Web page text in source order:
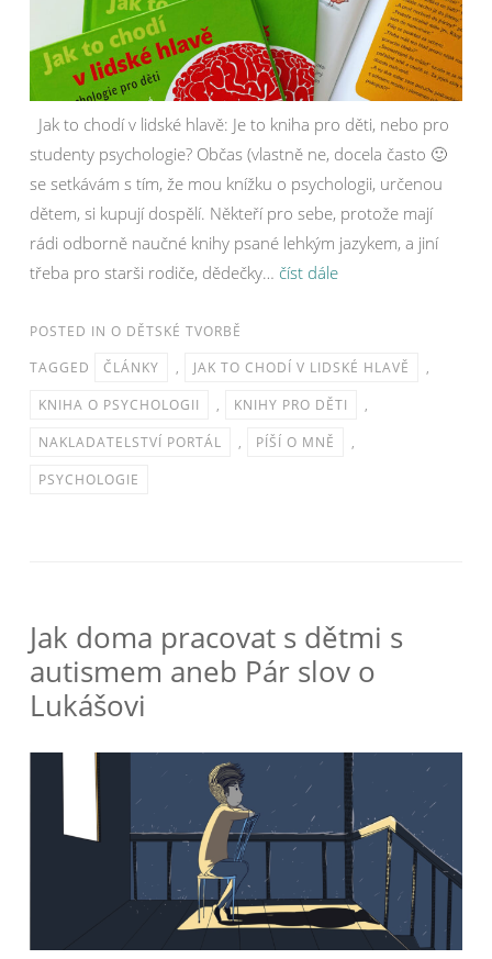
Jak to chodí v lidské hlavě: Je to kniha pro děti, nebo pro
studenty psychologie? Občas (vlastně ne, docela často 🙂
se setkávám s tím, že mou knížku o psychologii, určenou
dětem, si kupují dospělí. Někteří pro sebe, protože mají
rádi odborně naučné knihy psané lehkým jazykem, a jiní
třeba pro starši rodiče, dědečky… číst dále
POSTED IN O DĚTSKÉ TVORBĚ
TAGGED
ČLÁNKY , JAK TO CHODÍ V LIDSKÉ HLAVĚ
,
KNIHA O PSYCHOLOGII
, KNIHY PRO DĚTI
,
NAKLADATELSTVÍ PORTÁL
, PÍŠÍ O MNĚ
,
PSYCHOLOGIE
Jak doma pracovat s dětmi s
autismem aneb Pár slov o
Lukášovi